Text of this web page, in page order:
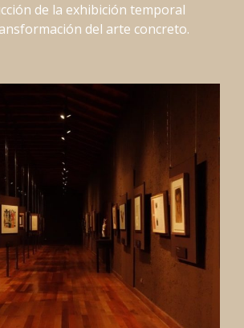
de la exhibición temporal
del arte concreto.